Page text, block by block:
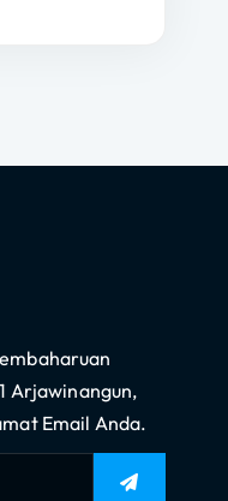
Arjawinangun,
Email Anda.